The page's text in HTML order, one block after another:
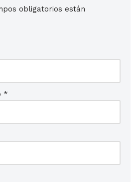
obligatorios están
*